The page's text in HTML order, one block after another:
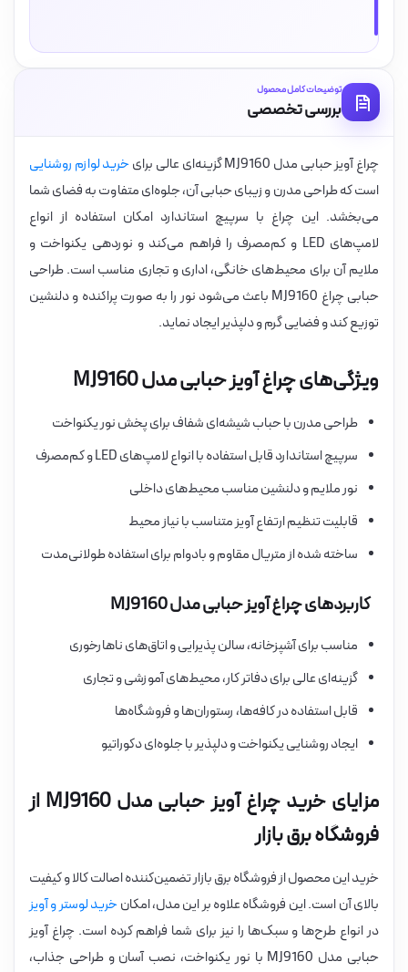
توضیحات کامل محصول
بررسی تخصصی
چراغ آویز حبابی مدل MJ9160 گزینه‌ای عالی برای
خرید لوازم روشنایی
است که طراحی مدرن و زیبای حبابی آن، جلوه‌ای متفاوت به فضای شما
می‌بخشد. این چراغ با سرپیچ استاندارد امکان استفاده از انواع
لامپ‌های LED و کم‌مصرف را فراهم می‌کند و نوردهی یکنواخت و
ملایم آن برای محیط‌های خانگی، اداری و تجاری مناسب است. طراحی
حبابی چراغ MJ9160 باعث می‌شود نور را به صورت پراکنده و دلنشین
توزیع کند و فضایی گرم و دلپذیر ایجاد نماید.
ویژگی‌های چراغ آویز حبابی مدل MJ9160
طراحی مدرن با حباب شیشه‌ای شفاف برای پخش نور یکنواخت
سرپیچ استاندارد قابل استفاده با انواع لامپ‌های LED و کم‌مصرف
نور ملایم و دلنشین مناسب محیط‌های داخلی
قابلیت تنظیم ارتفاع آویز متناسب با نیاز محیط
ساخته شده از متریال مقاوم و بادوام برای استفاده طولانی‌مدت
کاربردهای چراغ آویز حبابی مدل MJ9160
مناسب برای آشپزخانه، سالن پذیرایی و اتاق‌های ناهارخوری
گزینه‌ای عالی برای دفاتر کار، محیط‌های آموزشی و تجاری
قابل استفاده در کافه‌ها، رستوران‌ها و فروشگاه‌ها
ایجاد روشنایی یکنواخت و دلپذیر با جلوه‌ای دکوراتیو
مزایای خرید چراغ آویز حبابی مدل MJ9160 از
فروشگاه برق بازار
خرید این محصول از فروشگاه برق بازار تضمین‌کننده اصالت کالا و کیفیت
بالای آن است. این فروشگاه علاوه بر این مدل، امکانخرید لوستر و آویز
در انواع طرح‌ها و سبک‌ها را نیز برای شما فراهم کرده است. چراغ آویز
حبابی مدل MJ9160 با نور یکنواخت، نصب آسان و طراحی جذاب،